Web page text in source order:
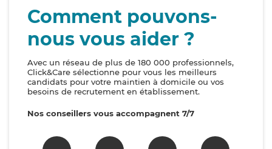
Comment pouvons-
nous vous aider ?
Avec un réseau de plus de 180 000 professionnels,
Click&Care sélectionne pour vous les meilleurs
candidats pour votre maintien à domicile ou vos
besoins de recrutement en établissement.
Nos conseillers vous accompagnent 7/7